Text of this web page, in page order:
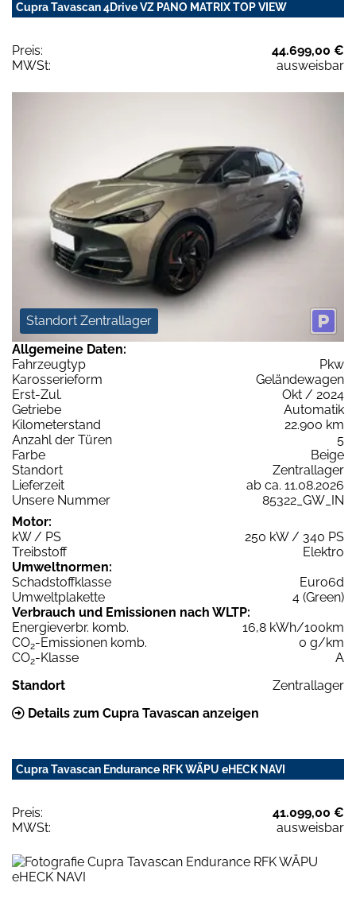
Cupra Tavascan 4Drive VZ PANO MATRIX TOP VIEW
Preis:
44.699,00 €
MWSt:
ausweisbar
Standort Zentrallager
Allgemeine Daten:
Fahrzeugtyp
Pkw
Karosserieform
Geländewagen
Erst-Zul.
Okt / 2024
Getriebe
Automatik
Kilometerstand
22.900 km
Anzahl der Türen
5
Farbe
Beige
Standort
Zentrallager
Lieferzeit
ab ca. 11.08.2026
Unsere Nummer
85322_GW_IN
Motor:
kW / PS
250 kW / 340 PS
Treibstoff
Elektro
Umweltnormen:
Schadstoffklasse
Euro6d
Umweltplakette
4 (Green)
Verbrauch und Emissionen nach WLTP:
Energieverbr. komb.
16,8 kWh/100km
CO2-Emissionen komb.
0 g/km
CO2-Klasse
A
Standort
Zentrallager
Details zum Cupra Tavascan anzeigen
Cupra Tavascan Endurance RFK WÄPU eHECK NAVI
Preis:
41.099,00 €
MWSt:
ausweisbar